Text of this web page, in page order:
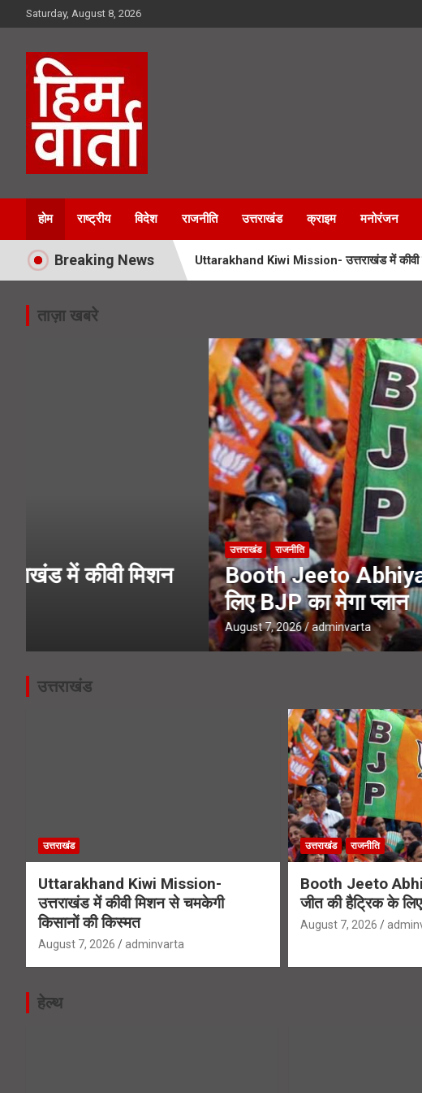
to
Saturday, August 8, 2026
Him Varta
होम राष्ट्रीय विदेश राजनीति उत्तराखंड क्राइम मनोरंजन
Breaking News Uttarakhand Kiwi Mission- उत्तराखंड में कीवी
UPNL Employees News- 22 हजार उपनल
Char Dham Yatra News- चारधाम यात्रा मार्ग
SIR Notice- 19 लाख लोगों तक पहुंचे एसआईआर
ताज़ा खबरे
Booth Jeeto Abhiyan- उत्तराखंड में जीत
लिए BJP का मेगा प्लान
उत्तराखंड
उत्तराखंड
Uttarakhand Kiwi Mission-
उत्तराखंड में कीवी मिशन से चमकेगी
किसानों की किस्मत
August 7, 2026 adminvarta
उत्तराखंड राजनीति
Booth Jeeto
जीत की हैट्रिक के
August 7, 2026
हेल्थ